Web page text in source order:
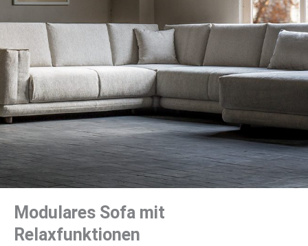
Modulares Sofa mit
Relaxfunktionen